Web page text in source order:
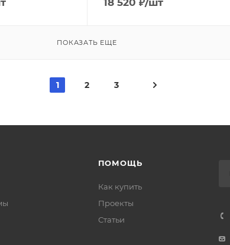
ПОКАЗАТЬ ЕЩЕ
1 2 3
ПОМОЩЬ
Как купить
Проекты
Статьи